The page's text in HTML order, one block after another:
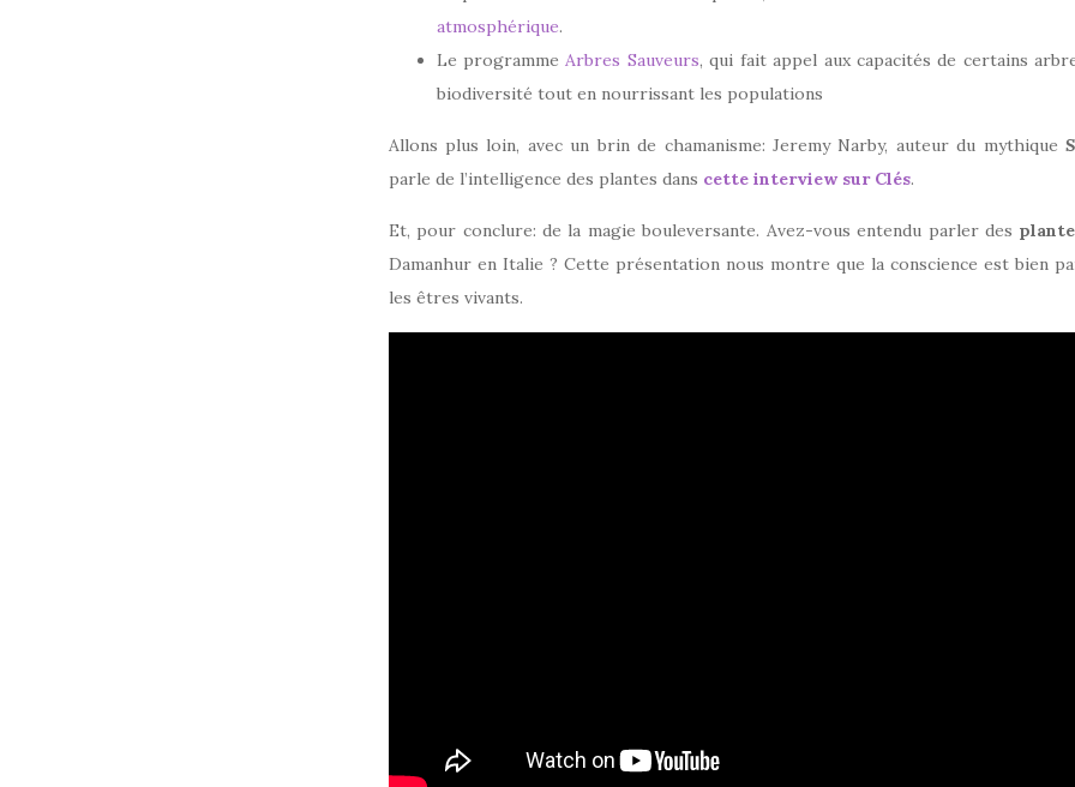
atmosphérique.
Le programme Arbres Sauveurs, qui fait appel aux capacités de certains
biodiversité tout en nourrissant les populations
Allons plus loin, avec un brin de chamanisme: Jeremy Narby, auteur du mythique
parle de l’intelligence des plantes dans cette interview sur Clés.
Et, pour conclure: de la magie bouleversante. Avez-vous entendu parler des
Damanhur en Italie ? Cette présentation nous montre que la conscience est bien
les êtres vivants.